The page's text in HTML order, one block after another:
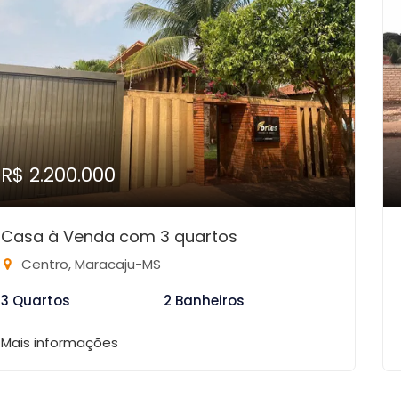
R$ 2.200.000
Casa à Venda com 3 quartos
Centro, Maracaju-MS
3 Quartos
2 Banheiros
Mais informações